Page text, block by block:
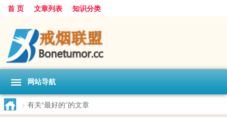
首 页 文章列表 知识分类
网站导航
> 有关“最好的”的文章